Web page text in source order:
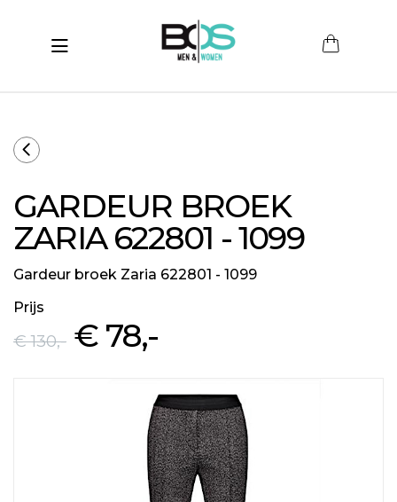
(Men)
(Sale)
Toggle navigation
GARDEUR BROEK
ZARIA 622801 - 1099
Gardeur broek Zaria 622801 - 1099
Prijs
€ 130,- € 78,-